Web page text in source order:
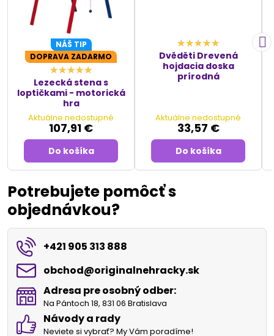
NÁŠ TIP
DOPRAVA ZADARMO
Lezecká stena s
loptičkami - motorická
hra
Aktuálne nedostupné
107,91 €
Do košíka
Dvěděti Drevená
hojdacia doska
prírodná
Aktuálne nedostupné
33,57 €
Do košíka
Potrebujete pomôcť s
objednávkou?
+421 905 313 888
obchod​@originalnehracky​.sk
Adresa pre osobný odber:
Na Pántoch 18, 831 06 Bratislava
Návody a rady
Neviete si vybrať? My Vám poradíme!